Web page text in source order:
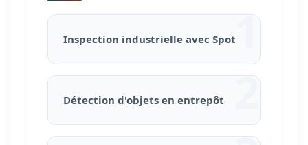
1
Inspection industrielle avec Spot
2
Détection d'objets en entrepôt